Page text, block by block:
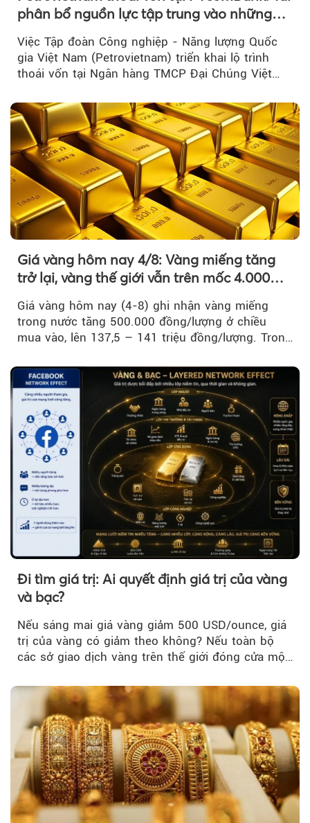
phân bổ nguồn lực tập trung vào những
Việc Tập đoàn Công nghiệp - Năng lượng Quốc
gia Việt Nam (Petrovietnam) triển khai lộ trình
thoái vốn tại Ngân hàng TMCP Đại Chúng Việt
Giá vàng hôm nay 4/8: Vàng miếng tăng
trở lại, vàng thế giới vẫn trên mốc 4.000
Giá vàng hôm nay (4-8) ghi nhận vàng miếng
trong nước tăng 500.000 đồng/lượng ở chiều
mua vào, lên 137,5 – 141 triệu đồng/lượng. Trong
trì trên ngưỡng 4.000 USD/ounce.
Đi tìm giá trị: Ai quyết định giá trị của vàng
và bạc?
Nếu sáng mai giá vàng giảm 500 USD/ounce, giá
trị của vàng có giảm theo không? Nếu toàn bộ
các sở giao dịch vàng trên thế giới đóng cửa một